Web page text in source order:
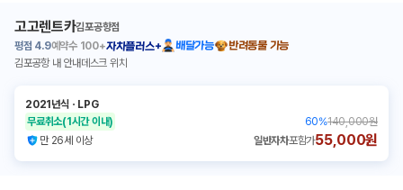
고고렌트카김포공항점
평점 4.9예약수 100+자차플러스+ 배달가능
반려동물 가능
김포공항 내 안내데스크 위치
2021년식 ㆍ LPG
무료취소(1시간 이내) 60%140,000원
만 26세 이상
일반자차포함가55,000원